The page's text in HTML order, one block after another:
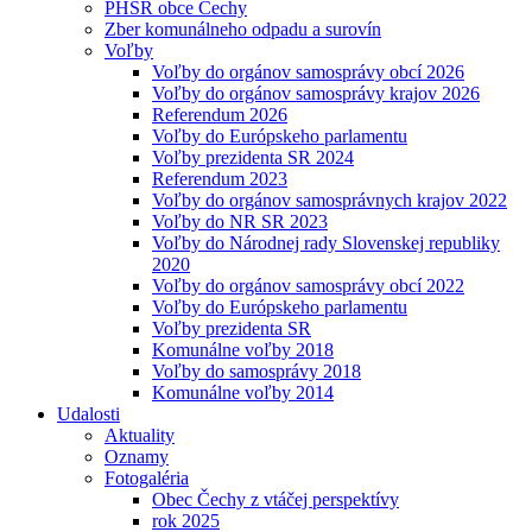
PHSR obce Čechy
Zber komunálneho odpadu a surovín
Voľby
Voľby do orgánov samosprávy obcí 2026
Voľby do orgánov samosprávy krajov 2026
Referendum 2026
Voľby do Európskeho parlamentu
Voľby prezidenta SR 2024
Referendum 2023
Voľby do orgánov samosprávnych krajov 2022
Voľby do NR SR 2023
Voľby do Národnej rady Slovenskej republiky
2020
Voľby do orgánov samosprávy obcí 2022
Voľby do Európskeho parlamentu
Voľby prezidenta SR
Komunálne voľby 2018
Voľby do samosprávy 2018
Komunálne voľby 2014
Udalosti
Aktuality
Oznamy
Fotogaléria
Obec Čechy z vtáčej perspektívy
rok 2025